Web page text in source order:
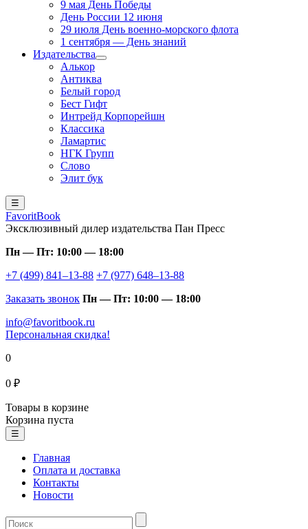
9 мая День Победы
День России 12 июня
29 июля День военно-морского флота
1 сентября — День знаний
Издательства
Алькор
Антиква
Белый город
Бест Гифт
Интрейд Корпорейшн
Классика
Ламартис
НГК Групп
Слово
Элит бук
☰
FavoritBook
Эксклюзивный дилер издательства Пан Пресс
Пн — Пт: 10:00 — 18:00
+7 (499) 841–13-88 +7 (977) 648–13-88
Заказать звонок Пн — Пт: 10:00 — 18:00
info@favoritbook.ru
Персональная скидка!
0
0 ₽
Товары в корзине
Корзина пуста
☰
Главная
Оплата и доставка
Контакты
Новости